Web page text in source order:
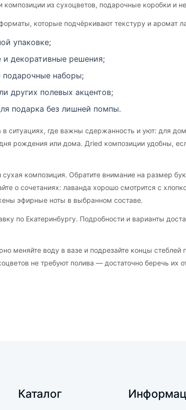
из сухоцветов, подарочные коробки и
которые подчёркивают текстуру и аромат
упаковке;
декоративные решения;
подарочные наборы;
других полевых акцентов;
подарка без лишней помпы.
ситуациях, где важны сдержанность и уют: для
рождения или дома. Дried композиции удобны,
композиция. Обратите внимание на размер
о сочетаниях: лаванда хорошо смотрится с
эфирные ноты в выбранном составе.
по Екатеринбургу. Подробности и варианты
меняйте воду в вазе и подрезайте концы
не требуют полива — достаточно беречь их
Каталог